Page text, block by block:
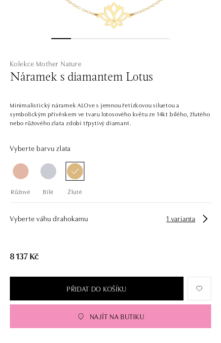
Kolekce Mother Nature
Náramek s diamantem Lotus
Minimalistický náramek ALOve s jemnou řetízkovou siluetou a
symbolickým přívěskem ve tvaru lotosového květu ze 14kt bílého, žlutého
nebo růžového zlata zdobí třpytivý diamant.
Vyberte barvu zlata
Růžové Bílé Žluté
Vyberte váhu drahokamu 1 varianta
8 137 Kč
PŘIDAT DO KOŠÍKU
NAJÍT NA BUTIKU